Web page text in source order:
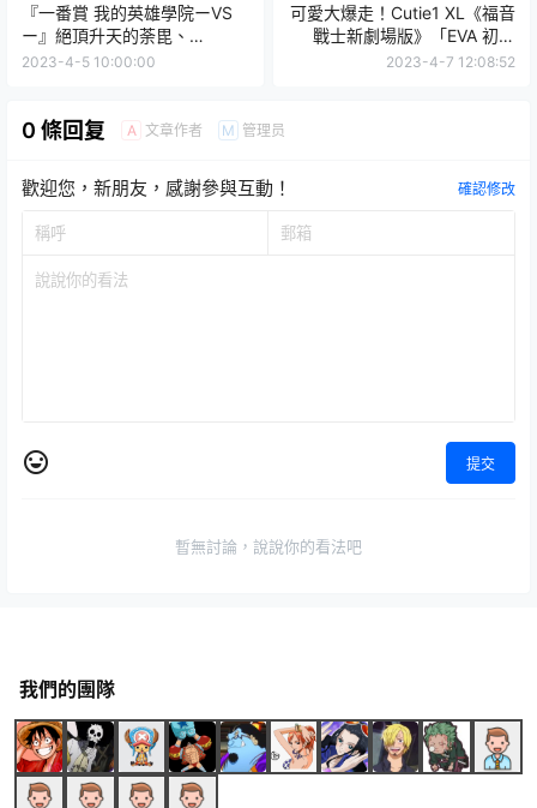
『一番賞 我的英雄學院ーVS
ー』絕頂升天的荼毘、
MASTERLISE EXTRA 歐爾麥
2023-4-5 10:00:00
可愛大爆走！Cutie1 XL《福音
戰士新劇場版》「EVA 初號
機」高達 83 公分的衝擊尺寸
2023-4-7 12:08:52
0 條回复 A 文章作者 M 管理员
歡迎您，新朋友，感謝參與互動！ 確認修改
提交
暫無討論，說說你的看法吧
我們的團隊